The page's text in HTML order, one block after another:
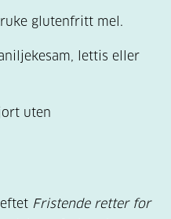
glutenfritt mel.
lettis eller
uten
Fristende retter for